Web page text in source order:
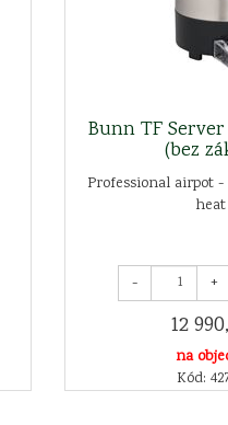
Bunn TF
(bez
Professional airpot
- +
12
na
Kód: